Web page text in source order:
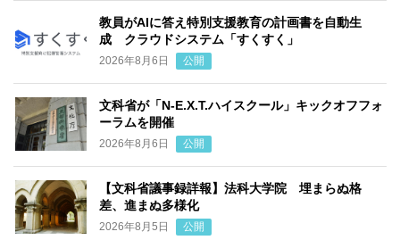
教員がAIに答え特別支援教育の計画書を自動生
成 クラウドシステム「すくすく」
2026年8月6日 公開
文科省が「N-E.X.T.ハイスクール」キックオフフォ
ーラムを開催
2026年8月6日 公開
【文科省議事録詳報】法科大学院 埋まらぬ格
差、進まぬ多様化
2026年8月5日 公開